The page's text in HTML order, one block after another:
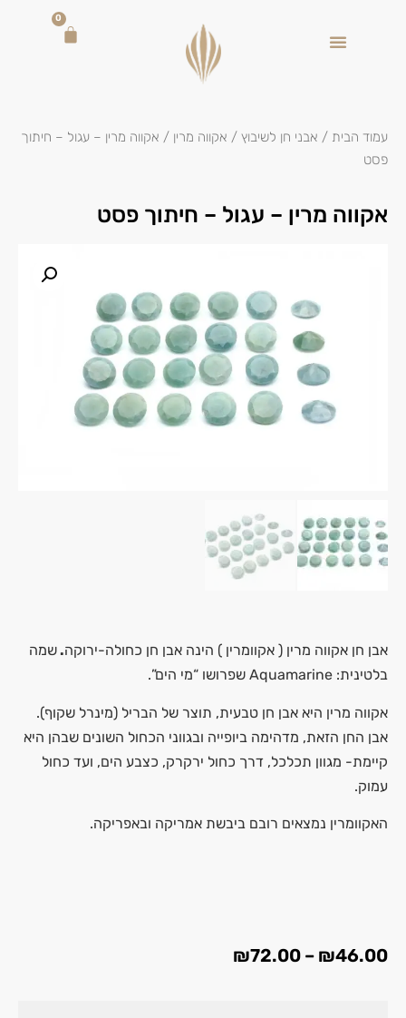
0
עמוד הבית / אבני חן לשיבוץ / אקווה מרין / אקווה מרין – עגול – חיתוך
פסט
אקווה מרין – עגול – חיתוך פסט
אבן חן אקווה מרין ( אקוומרין ) הינה אבן חן כחולה-ירוקה.שמה
בלטינית: Aquamarine שפרושו “מי הים”.
אקווה מרין היא אבן חן טבעית, תוצר של הבריל (מינרל שקוף).
אבן החן הזאת, מדהימה ביופייה ובגווני הכחול השונים שבהן היא
קיימת- מגוון תכלכל, דרך כחול ירקרק, כצבע הים, ועד כחול
עמוק.
האקוומרין נמצאים רובם ביבשת אמריקה ובאפריקה.
₪46.00
–
₪72.00